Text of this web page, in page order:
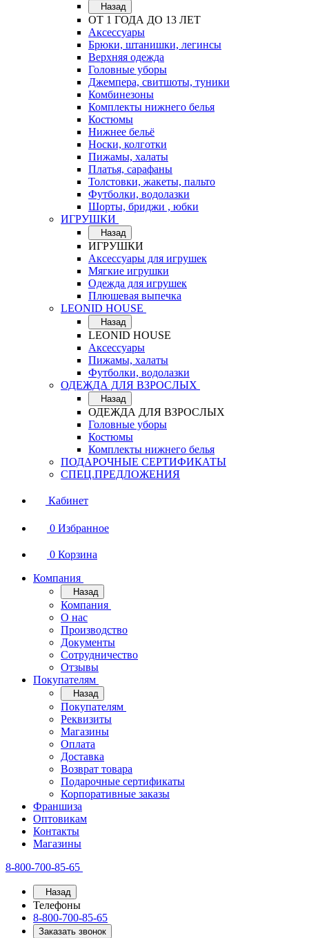
Назад
ОТ 1 ГОДА ДО 13 ЛЕТ
Аксессуары
Брюки, штанишки, легинсы
Верхняя одежда
Головные уборы
Джемпера, свитшоты, туники
Комбинезоны
Комплекты нижнего белья
Костюмы
Нижнее бельё
Носки, колготки
Пижамы, халаты
Платья, сарафаны
Толстовки, жакеты, пальто
Футболки, водолазки
Шорты, бриджи , юбки
ИГРУШКИ
Назад
ИГРУШКИ
Аксессуары для игрушек
Мягкие игрушки
Одежда для игрушек
Плюшевая выпечка
LEONID HOUSE
Назад
LEONID HOUSE
Аксессуары
Пижамы, халаты
Футболки, водолазки
ОДЕЖДА ДЛЯ ВЗРОСЛЫХ
Назад
ОДЕЖДА ДЛЯ ВЗРОСЛЫХ
Головные уборы
Костюмы
Комплекты нижнего белья
ПОДАРОЧНЫЕ СЕРТИФИКАТЫ
СПЕЦ.ПРЕДЛОЖЕНИЯ
Кабинет
0 Избранное
0 Корзина
Компания
Назад
Компания
О нас
Производство
Документы
Сотрудничество
Отзывы
Покупателям
Назад
Покупателям
Реквизиты
Магазины
Оплата
Доставка
Возврат товара
Подарочные сертификаты
Корпоративные заказы
Франшиза
Оптовикам
Контакты
Магазины
8-800-700-85-65
Назад
Телефоны
8-800-700-85-65
Заказать звонок